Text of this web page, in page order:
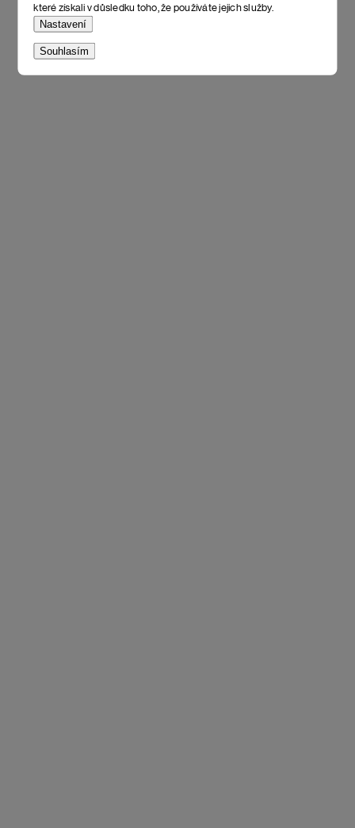
které získali v důsledku toho, že používáte jejich služby.
Nastavení
Souhlasím